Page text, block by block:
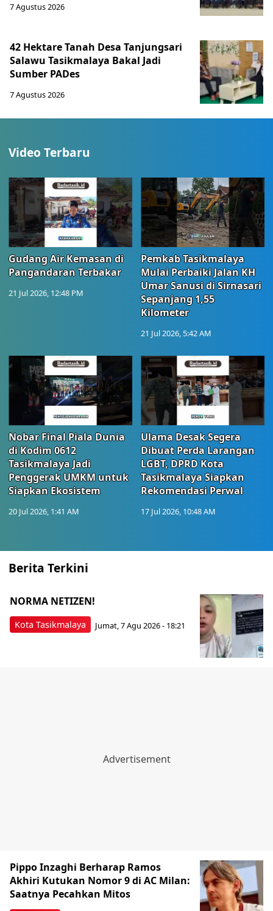
7 Agustus 2026
42 Hektare Tanah Desa Tanjungsari
Salawu Tasikmalaya Bakal Jadi
Sumber PADes
7 Agustus 2026
Video Terbaru
Gudang Air Kemasan di
Pangandaran Terbakar
21 Jul 2026, 12:48 PM
Pemkab Tasikmalaya
Mulai Perbaiki Jalan KH
Umar Sanusi di Sirnasari
Sepanjang 1,55
Kilometer
21 Jul 2026, 5:42 AM
Nobar Final Piala Dunia
di Kodim 0612
Tasikmalaya Jadi
Penggerak UMKM untuk
Siapkan Ekosistem
20 Jul 2026, 1:41 AM
Ulama Desak Segera
Dibuat Perda Larangan
LGBT, DPRD Kota
Tasikmalaya Siapkan
Rekomendasi Perwal
17 Jul 2026, 10:48 AM
Berita Terkini
Kota Tasikmalaya
NORMA NETIZEN!
Jumat, 7 Agu 2026 - 18:21
Pippo Inzaghi Berharap Ramos
Akhiri Kutukan Nomor 9 di AC Milan:
Saatnya Pecahkan Mitos